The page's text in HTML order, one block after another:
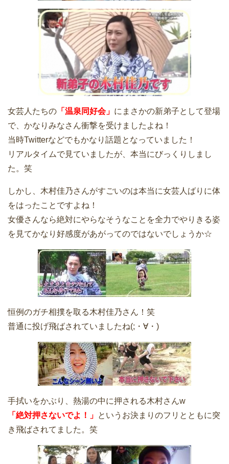
女芸人たちの 「温泉同好会」 にまさかの新弟子として登場
で、かなりみなさん衝撃を受けましたよね！
当時Twitterなどでもかなり話題となっていました！
リアルタイムで見ていましたが、本当にびっくりしまし
た。笑
しかし、木村佳乃さんがすごいのは本当に女芸人ばりに体
をはったことですよね！
女優さんなら絶対にやらなそうなことを全力でやりきる姿
を見てかなり好感度があがってのではないでしょうか☆
恒例のガチ相撲を取る木村佳乃さん！笑
普通に投げ飛ばされていましたね(;・∀・)
手拭いをかぶり、熱湯の中に押される木村さんw
「絶対押さないでよ！」 というお決まりのフリとともに突
き飛ばされてました。笑